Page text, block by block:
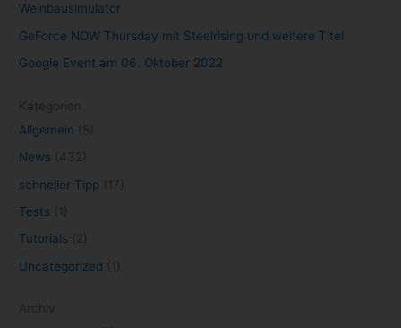
Weinbausimulator
GeForce NOW Thursday mit Steelrising und weitere Titel
Google Event am 06. Oktober 2022
Allgemein
News
schneller Tipp
Tests
Tutorials
Uncategorized